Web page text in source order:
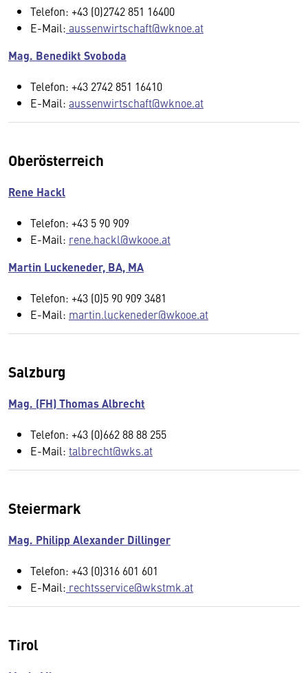
Telefon: +43 (0)2742 851 16400
E-Mail: aussenwirtschaft@wknoe.at
Mag. Benedikt Svoboda
Telefon: +43 2742 851 16410
E-Mail: aussenwirtschaft@wknoe.at
Oberösterreich
Rene Hackl
Telefon: +43 5 90 909
E-Mail: rene.hackl@wkooe.at
Martin Luckeneder, BA, MA
Telefon: +43 (0)5 90 909 3481
E-Mail: martin.luckeneder@wkooe.at
Salzburg
Mag. (FH) Thomas Albrecht
Telefon: +43 (0)662 88 88 255
E-Mail: talbrecht@wks.at
Steiermark
Mag. Philipp Alexander Dillinger
Telefon: +43 (0)316 601 601
E-Mail: rechtsservice@wkstmk.at
Tirol